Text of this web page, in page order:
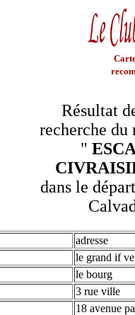
Résultat
recherche du
"
dans le
adresse
le grand if
le bourg
3 rue ville
18 avenue